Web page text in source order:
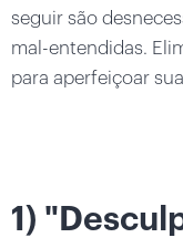
seguir são
mal-entendidas.
para aperfeiçoar
1)